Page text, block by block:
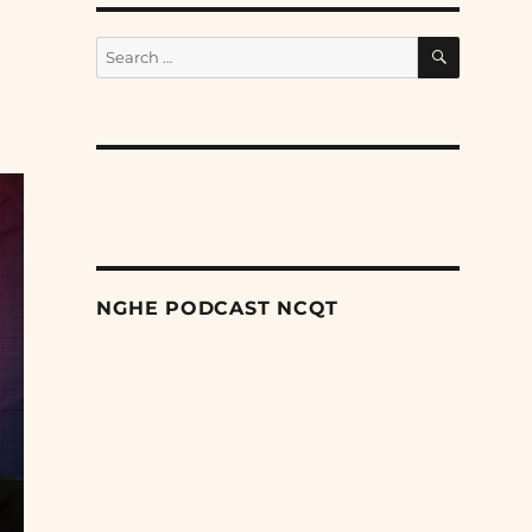
Search
for:
SEARCH
NGHE PODCAST NCQT